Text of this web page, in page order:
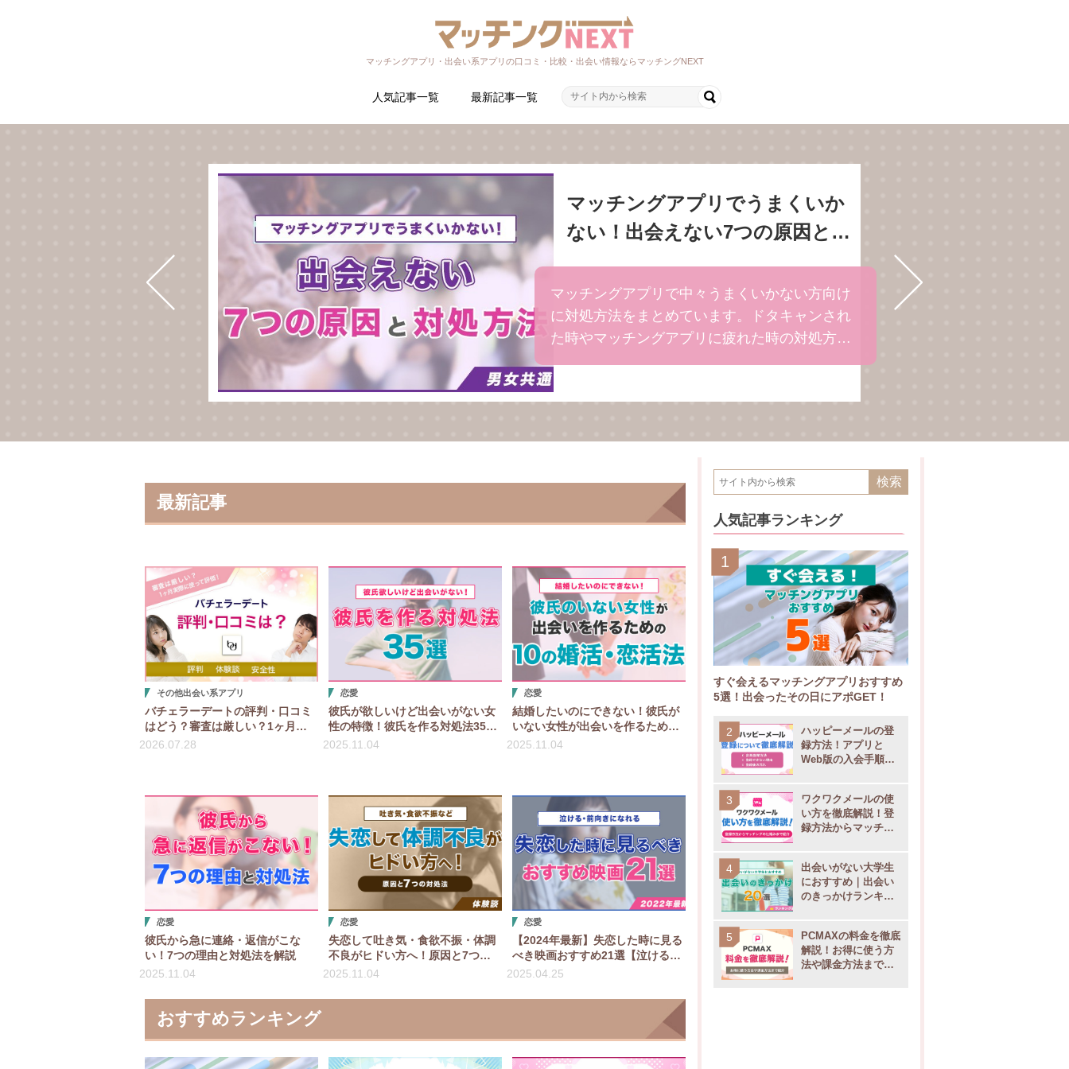
マッチングアプリ・出会い系アプリの口コミ・比較・出会い情報ならマッチングNEXT
人気記事一覧 最新記事一覧
マッチングアプリでうまくいか
ない！出会えない7つの原因と対
マッチングアプリで中々うまくいかない方向け
に対処方法をまとめています。ドタキャンされ
た時やマッチングアプリに疲れた時の対処方法
くいかない人は参考にしてください。
最新記事
その他出会い系アプリ
バチェラーデートの評判・口コミ
はどう？審査は厳しい？1ヶ月実
際に使って評価！
2026.07.28
恋愛
彼氏が欲しいけど出会いがない女
性の特徴！彼氏を作る対処法35
選！
2025.11.04
恋愛
結婚したいのにできない！彼氏が
いない女性が出会いを作るための
10の婚活・恋活法
2025.11.04
恋愛
彼氏から急に連絡・返信がこな
い！7つの理由と対処法を解説
2025.11.04
恋愛
失恋して吐き気・食欲不振・体調
不良がヒドい方へ！原因と7つの
対処法【体験談】
2025.11.04
恋愛
【2024年最新】失恋した時に見る
べき映画おすすめ21選【泣ける・
前向きになれる】
2025.04.25
おすすめランキング
人気記事ランキング
すぐ会えるマッチングアプリおすすめ
5選！出会ったその日にアポGET！
ハッピーメールの登
録方法！アプリと
Web版の入会手順や
ワクワクメールの使
い方を徹底解説！登
録方法からマッチン
出会いがない大学生
におすすめ｜出会い
のきっかけランキン
PCMAXの料金を徹底
解説！お得に使う方
法や課金方法まで紹